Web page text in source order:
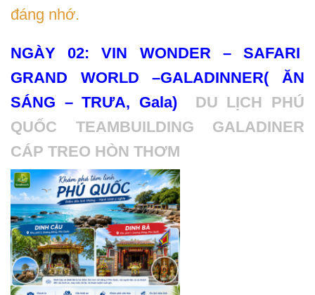
đáng nhớ.
NGÀY 02: VIN WONDER – SAFARI
GRAND WORLD –GALADINNER( ĂN
SÁNG – TRƯA, Gala)
DU LỊCH PHÚ
QUỐC TEAMBUILDING GALADINER
CÁP TREO HÒN THƠM